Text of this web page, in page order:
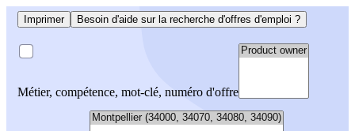
Imprimer Besoin d'aide sur la recherche d'offres d'emploi ?
Métier, compétence, mot-clé, numéro d'offre